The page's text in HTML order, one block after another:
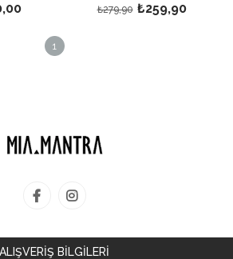
₺259,90
₺279,90
1
ALIŞVERİŞ BİLGİLERİ